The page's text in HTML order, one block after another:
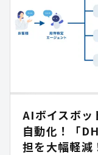
AIボイスボッ
自動化！「
担を大幅軽減